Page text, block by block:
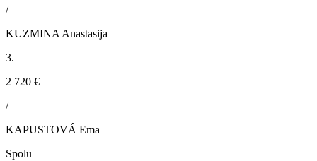
/
KUZMINA Anastasija
3.
2 720 €
/
KAPUSTOVÁ Ema
Spolu